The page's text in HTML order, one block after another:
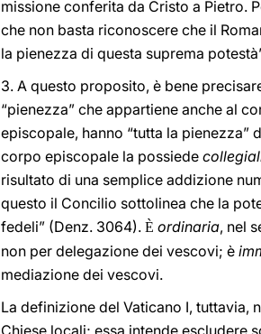
missione conferita da Cristo a Pietro.
che non basta riconoscere che il
la pienezza di questa suprema
3. A questo proposito, è bene
“pienezza” che appartiene anche al
episcopale, hanno “tutta la pienezza”
corpo episcopale la possiede
risultato di una semplice addizione
questo il Concilio sottolinea che la
fedeli” (Denz. 3064). È ordinaria, nel
non per delegazione dei vescovi; è
mediazione dei vescovi.
La definizione del Vaticano I, tuttavia,
Chiese locali; essa intende escludere